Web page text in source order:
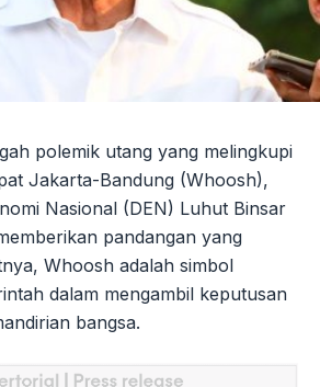
polemik utang yang melingkupi
Jakarta-Bandung (Whoosh),
Nasional (DEN) Luhut Binsar
pandangan yang
Whoosh adalah simbol
dalam mengambil keputusan
bangsa.